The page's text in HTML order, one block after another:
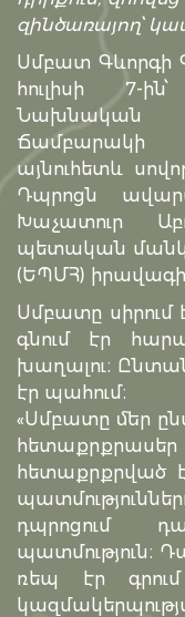
զինծառայող՝
Սմբատ Գևորգի
հուլիսի 7-
Նախնական
Ճամբարակի
այնուհետև
Դպրոցն
Խաչատուր
պետական
(ԵՊՄՀ)
Սմբատը սիրում
գնում էր
խաղալու։
էր պահում։
«Սմբատը մեր
հետաքրքրված
դպրոցում
պատմություն։
ռեպ էր